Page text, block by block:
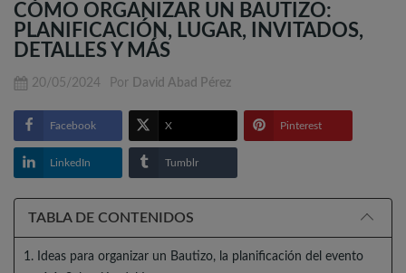
CÓMO ORGANIZAR UN BAUTIZO:
PLANIFICACIÓN, LUGAR, INVITADOS,
DETALLES Y MÁS
20/05/2024 Por David Abad Pérez
Facebook X Pinterest
LinkedIn Tumblr
TABLA DE CONTENIDOS
1. Ideas para organizar un Bautizo, la planificación del evento